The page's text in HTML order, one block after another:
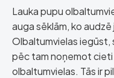
Lauka pupu
auga sēklām, ko
Olbaltumvielas iegūst,
pēc tam noņemot
olbaltumvielas. Tās ir